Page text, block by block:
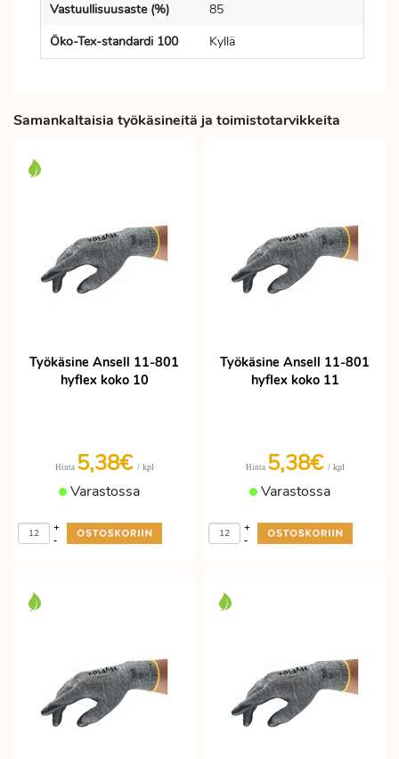
Vastuullisuusaste (%)
85
Öko-Tex-standardi 100
Kyllä
Samankaltaisia työkäsineitä ja toimistotarvikkeita
Työkäsine Ansell 11-801
hyflex koko 10
Hinta 5,38€ / kpl
Varastossa
-
+
Työkäsine Ansell 11-801
hyflex koko 11
Hinta 5,38€ / kpl
Varastossa
-
+